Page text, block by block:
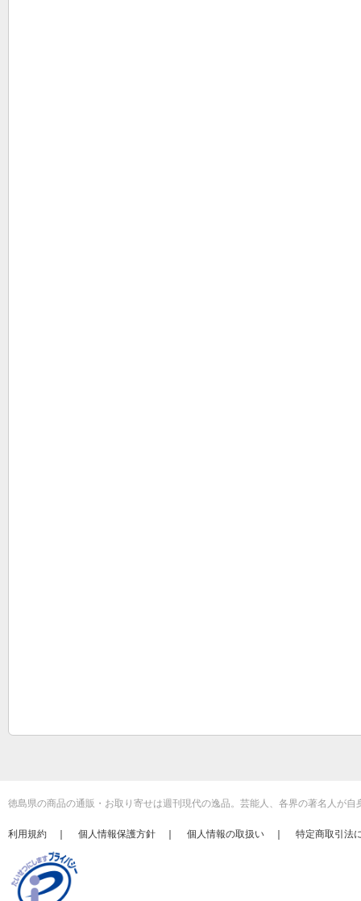
徳島県の商品の通販・お取り寄せは週刊現代の逸品。芸能人、各界の著名人が
利用規約 個人情報保護方針 個人情報の取扱い 特定商取引法